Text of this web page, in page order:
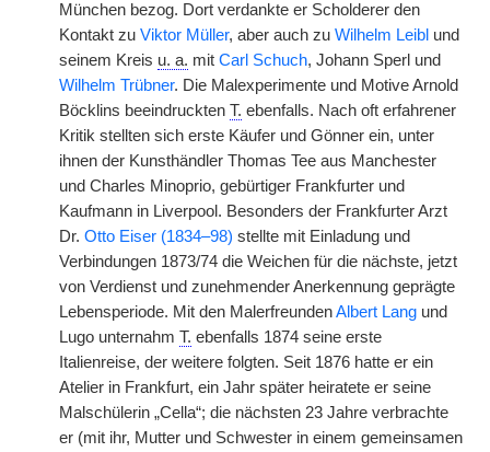
München bezog. Dort verdankte er Scholderer den
Kontakt zu Viktor Müller, aber auch zu Wilhelm Leibl und
seinem Kreis u. a. mit Carl Schuch, Johann Sperl und
Wilhelm Trübner. Die Malexperimente und Motive Arnold
Böcklins beeindruckten T. ebenfalls. Nach oft erfahrener
Kritik stellten sich erste Käufer und Gönner ein, unter
ihnen der Kunsthändler Thomas Tee aus Manchester
und Charles Minoprio, gebürtiger Frankfurter und
Kaufmann in Liverpool. Besonders der Frankfurter Arzt
Dr. Otto Eiser (1834–98) stellte mit Einladung und
Verbindungen 1873/74 die Weichen für die nächste, jetzt
von Verdienst und zunehmender Anerkennung geprägte
Lebensperiode. Mit den MalerfreundenAlbert Lang und
Lugo unternahm T. ebenfalls 1874 seine erste
Italienreise, der weitere folgten. Seit 1876 hatte er ein
Atelier in Frankfurt, ein Jahr später heiratete er seine
Malschülerin „Cella“; die nächsten 23 Jahre verbrachte
er (mit ihr, Mutter und Schwester in einem gemeinsamen